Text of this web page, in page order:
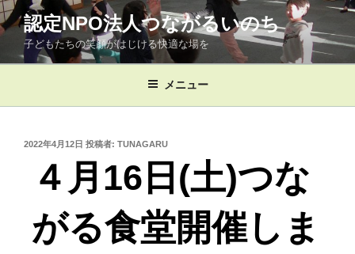
コ
ン
ン
へ
認定NPO法人つながるいのち
子どもたちの笑顔がはじける快適な場を
メニュー
投
2022年4月12日 投稿者: TUNAGARU
４月16日(土)つな
がる食堂開催しま